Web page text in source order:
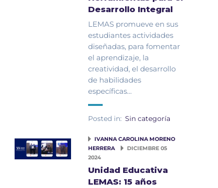
Desarrollo Integral
LEMAS promueve en sus
estudiantes actividades
diseñadas, para fomentar
el aprendizaje, la
creatividad, el desarrollo
de habilidades
específicas…
Posted in: Sin categoría
IVANNA CAROLINA MORENO
HERRERA
DICIEMBRE 05
2024
Unidad Educativa
LEMAS: 15 años